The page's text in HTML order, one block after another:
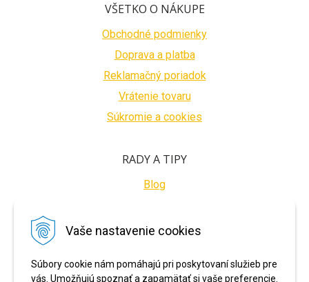
Vaše nastavenie cookies
Súbory cookie nám pomáhajú pri poskytovaní služieb pre
vás. Umožňujú spoznať a zapamätať si vaše preferencie.
VŠETKO O NÁKUPE
Obchodné podmienky
Doprava a platba
Reklamačný poriadok
Vrátenie tovaru
Súkromie a cookies
RADY A TIPY
Blog
BEZPEČNÉ PLATBY